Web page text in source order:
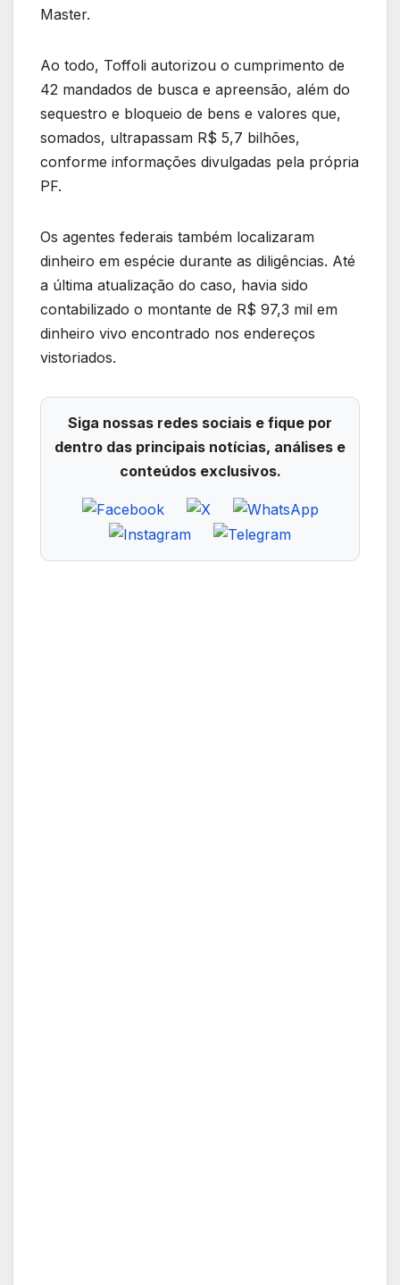
Master.
Ao todo, Toffoli autorizou o cumprimento de
42 mandados de busca e apreensão, além do
sequestro e bloqueio de bens e valores que,
somados, ultrapassam R$ 5,7 bilhões,
conforme informações divulgadas pela própria
PF.
Os agentes federais também localizaram
dinheiro em espécie durante as diligências. Até
a última atualização do caso, havia sido
contabilizado o montante de R$ 97,3 mil em
dinheiro vivo encontrado nos endereços
vistoriados.
Siga nossas redes sociais e fique por
dentro das principais notícias, análises e
conteúdos exclusivos.